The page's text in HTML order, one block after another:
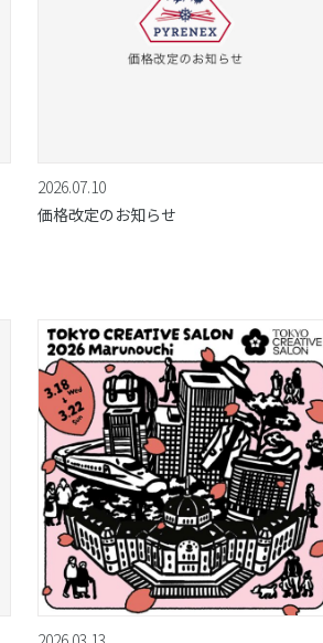
2026.07.10
価格改定のお知らせ